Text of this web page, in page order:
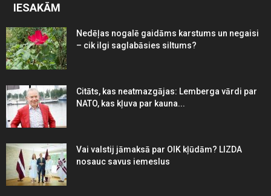
IESAKĀM
Nedēļas nogalē gaidāms karstums un negaisi
– cik ilgi saglabāsies siltums?
Citāts, kas neatmazgājas: Lemberga vārdi par
NATO, kas kļuva par kauna...
Vai valstij jāmaksā par OIK kļūdām? LIZDA
nosauc savus iemeslus